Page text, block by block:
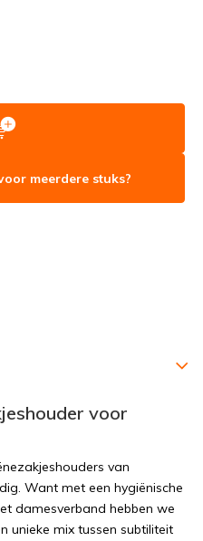
meerdere stuks?
voor
van
Want met een hygiënische
damesverband hebben we
unieke mix tussen subtiliteit